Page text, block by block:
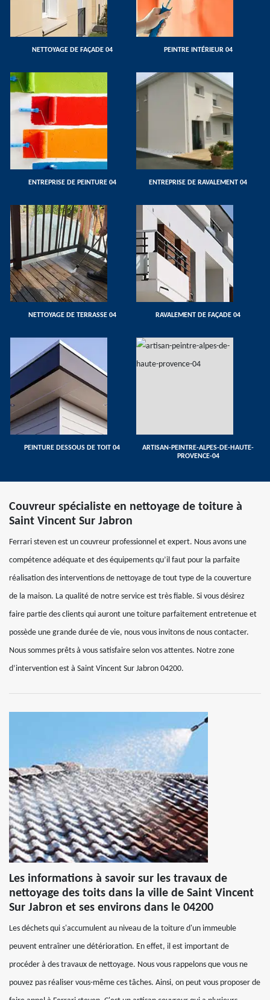
NETTOYAGE DE FAÇADE 04 PEINTRE INTÉRIEUR 04
ENTREPRISE DE PEINTURE 04 ENTREPRISE DE RAVALEMENT 04
NETTOYAGE DE TERRASSE 04 RAVALEMENT DE FAÇADE 04
PEINTURE DESSOUS DE TOIT 04
ARTISAN-PEINTRE-ALPES-DE-HAUTE-
PROVENCE-04
Couvreur spécialiste en nettoyage de toiture à
Saint Vincent Sur Jabron
Ferrari steven est un couvreur professionnel et expert. Nous avons une
compétence adéquate et des équipements qu’il faut pour la parfaite
réalisation des interventions de nettoyage de tout type de la couverture
de la maison. La qualité de notre service est très fiable. Si vous désirez
faire partie des clients qui auront une toiture parfaitement entretenue et
possède une grande durée de vie, nous vous invitons de nous contacter.
Nous sommes prêts à vous satisfaire selon vos attentes. Notre zone
d’intervention est à Saint Vincent Sur Jabron 04200.
Les informations à savoir sur les travaux de
nettoyage des toits dans la ville de Saint Vincent
Sur Jabron et ses environs dans le 04200
Les déchets qui s'accumulent au niveau de la toiture d'un immeuble
peuvent entraîner une détérioration. En effet, il est important de
procéder à des travaux de nettoyage. Nous vous rappelons que vous ne
pouvez pas réaliser vous-même ces tâches. Ainsi, on peut vous proposer de